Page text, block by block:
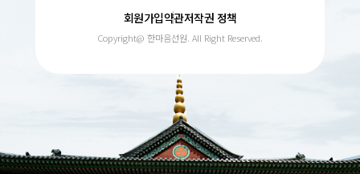
회원가입약관저작권 정책
Copyright@ 한마음선원. All Right Reserved.